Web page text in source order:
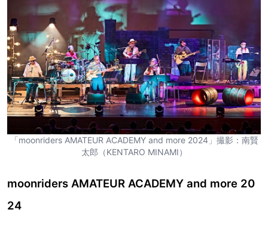
「moonriders AMATEUR ACADEMY and more 2024」撮影：南賢
太郎（KENTARO MINAMI）
moonriders AMATEUR ACADEMY and more 20
24